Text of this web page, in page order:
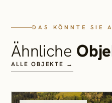
DAS KÖNNTE SIE
Ähnliche
ALLE OBJEKTE →